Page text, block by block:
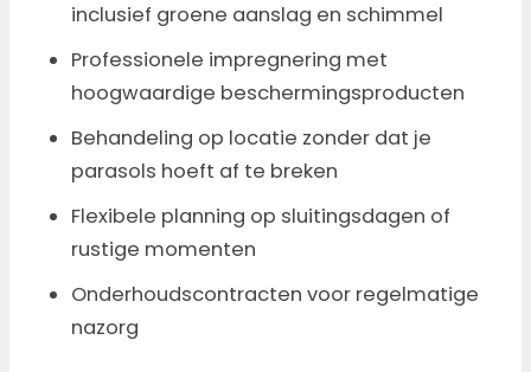
inclusief groene aanslag en schimmel
Professionele impregnering met
hoogwaardige beschermingsproducten
Behandeling op locatie zonder dat je
parasols hoeft af te breken
Flexibele planning op sluitingsdagen of
rustige momenten
Onderhoudscontracten voor regelmatige
nazorg